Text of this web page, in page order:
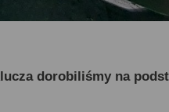
dorobiliśmy na